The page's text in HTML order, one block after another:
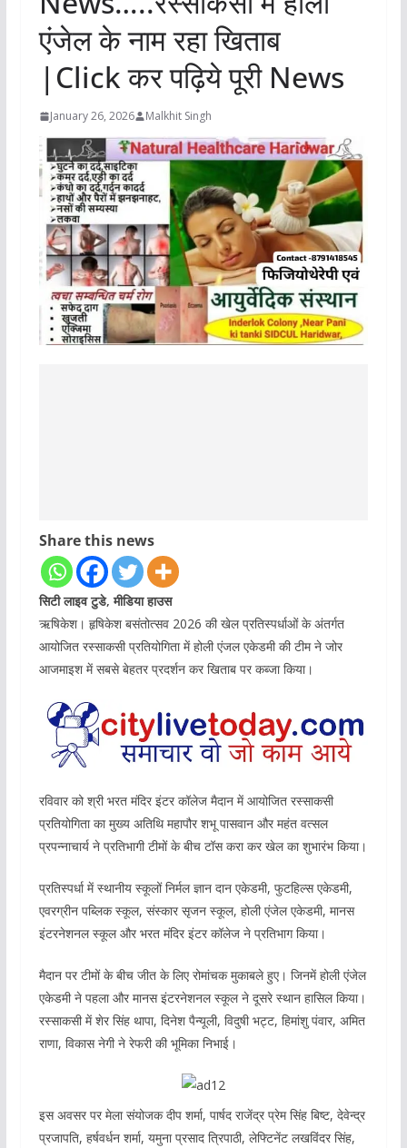
एंजेल के नाम रहा खिताब
|Click कर पढ़िये पूरी News
January 26, 2026 Malkhit Singh
Share this news
सिटी लाइव टुडे, मीडिया हाउस
ऋषिकेश। हृषिकेश बसंतोत्सव 2026 की खेल प्रतिस्पर्धाओं के अंतर्गत
आयोजित रस्साकसी प्रतियोगिता में होली एंजल एकेडमी की टीम ने जोर
आजमाइश में सबसे बेहतर प्रदर्शन कर खिताब पर कब्जा किया।
रविवार को श्री भरत मंदिर इंटर कॉलेज मैदान में आयोजित रस्साकसी
प्रतियोगिता का मुख्य अतिथि महापौर शभू पासवान और महंत वत्सल
प्रपन्नाचार्य ने प्रतिभागी टीमों के बीच टॉस करा कर खेल का शुभारंभ किया।
प्रतिस्पर्धा में स्थानीय स्कूलों निर्मल ज्ञान दान एकेडमी, फुटहिल्स एकेडमी,
एवरग्रीन पब्लिक स्कूल, संस्कार सृजन स्कूल, होली एंजेल एकेडमी, मानस
इंटरनेशनल स्कूल और भरत मंदिर इंटर कॉलेज ने प्रतिभाग किया।
मैदान पर टीमों के बीच जीत के लिए रोमांचक मुकाबले हुए। जिनमें होली एंजेल
एकेडमी ने पहला और मानस इंटरनेशनल स्कूल ने दूसरे स्थान हासिल किया।
रस्साकसी में शेर सिंह थापा, दिनेश पैन्यूली, विदुषी भट्ट, हिमांशु पंवार, अमित
राणा, विकास नेगी ने रेफरी की भूमिका निभाई।
इस अवसर पर मेला संयोजक दीप शर्मा, पार्षद राजेंद्र प्रेम सिंह बिष्ट, देवेन्द्र
प्रजापति, हर्षवर्धन शर्मा, यमुना प्रसाद त्रिपाठी, लेफ्टिनेंट लखविंदर सिंह,